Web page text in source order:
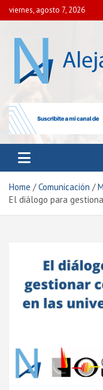
Skip
to
viernes, agosto 7, 2026
Alejandro
la Democracia y la Paz
Home Comunicación
El diálogo para